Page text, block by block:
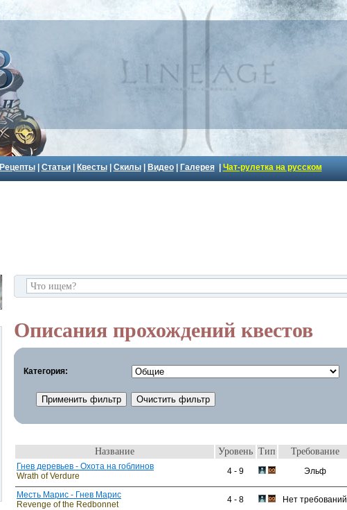
Рецепты| Статьи| Квесты| Скилы| Видео| Галерея| Чат-рулетка на русском
Описания прохождений квестов
Категория:
Название Уровень Тип Требование
Гнев деревьев - Охота на гоблинов
Wrath of Verdure
4 - 9 Эльф
Месть Марис - Гнев Марис
Revenge of the Redbonnet
4 - 8 Нет требований